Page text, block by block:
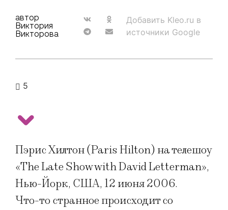
автор
Виктория
Викторова
Добавить Kleo.ru в
источники Google
5
Пэрис Хилтон (Paris Hilton) на телешоу
«The Late Show with David Letterman»,
Нью-Йорк, США, 12 июня 2006.
Что-то странное происходит со